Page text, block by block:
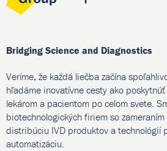
Bridging Science and Diagnostics
Veríme, že každá liečba začína
hľadáme inovatívne cesty ako
lekárom a pacientom po celom svete.
biotechnologických firiem so
distribúciu IVD produktov a technológií
automatizáciu.